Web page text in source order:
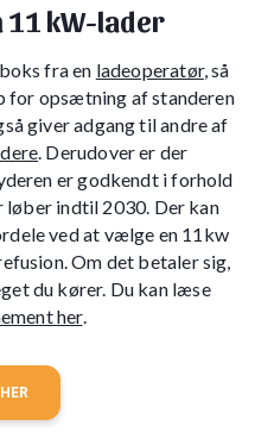
11 kW-lader
fra en ladeoperatør, så
for opsætning af standeren
giver adgang til andre af
. Derudover er der
er godkendt i forhold
løber indtil 2030. Der kan
ved at vælge en 11kw
Om det betaler sig,
du kører. Du kan læse
her.